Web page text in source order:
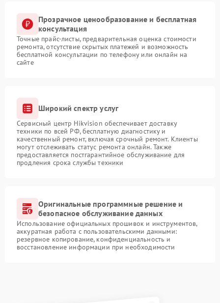
Прозрачное ценообразование и бесплатная
консультация
Точные прайс-листы, предварительная оценка стоимости
ремонта, отсутствие скрытых платежей и возможность
бесплатной консультации по телефону или онлайн на
сайте
Широкий спектр услуг
Сервисный центр Hikvision обеспечивает доставку
техники по всей РФ, бесплатную диагностику и
качественный ремонт, включая срочный ремонт. Клиенты
могут отслеживать статус ремонта онлайн. Также
предоставляется постгарантийное обслуживание для
продления срока службы техники
Оригинальные программные решение и
безопасное обслуживание данных
Использование официальных прошивок и инструментов,
аккуратная работа с пользовательскими данными:
резервное копирование, конфиденциальность и
восстановление информации при необходимости